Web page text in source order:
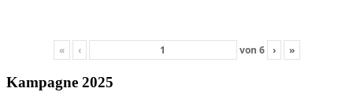
« ‹ von 6 › »
Kampagne 2025